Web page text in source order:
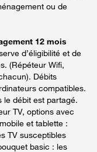
ou de
12 mois
d’éligibilité et de
(Répéteur Wifi,
Débits
compatibles.
le débit est partagé.
TV, options avec
et tablette :
TV susceptibles
basic : les